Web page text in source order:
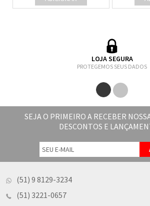
LOJA SEGURA
PROTEGEMOS SEUS DADOS
SEJA O PRIMEIRO A RECEBER
DESCONTOS E
(51) 9 8129-3234
(51) 3221-0657